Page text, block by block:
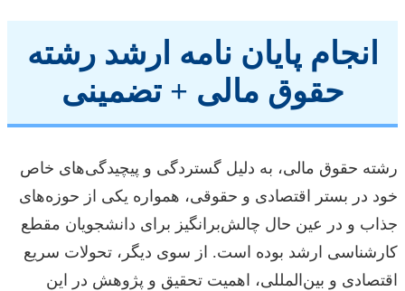
انجام پایان نامه ارشد رشته
حقوق مالی + تضمینی
رشته حقوق مالی، به دلیل گستردگی و پیچیدگی‌های خاص
خود در بستر اقتصادی و حقوقی، همواره یکی از حوزه‌های
جذاب و در عین حال چالش‌برانگیز برای دانشجویان مقطع
کارشناسی ارشد بوده است. از سوی دیگر، تحولات سریع
اقتصادی و بین‌المللی، اهمیت تحقیق و پژوهش در این